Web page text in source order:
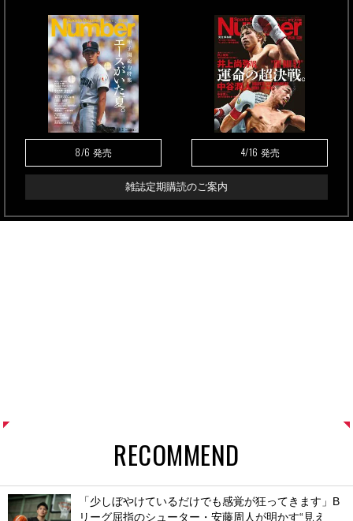
8/6 発売 4/16 発売
雑誌定期購読のご案内
RECOMMEND
「少しぼやけているだけでも感覚が狂ってきます」B
リーグ屈指のシューター・安藤周人が明かす“見え